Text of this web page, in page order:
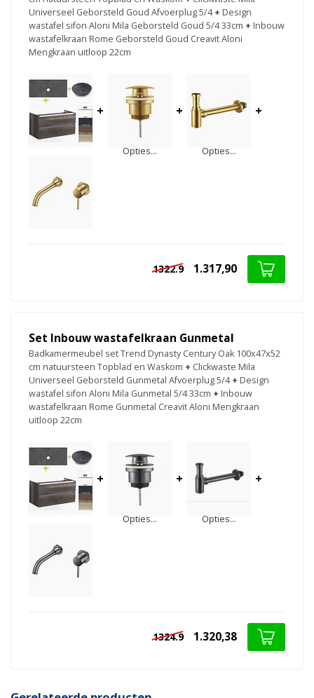
Universeel Geborsteld Goud Afvoerplug 5/4 + Design
wastafel sifon Aloni Mila Geborsteld Goud 5/4 33cm + Inbouw
wastafelkraan Rome Geborsteld Goud Creavit Aloni
Mengkraan uitloop 22cm
+
Opties...
+
Opties...
+
1322.9 1.317,90
Set Inbouw wastafelkraan Gunmetal
Badkamermeubel set Trend Dynasty Century Oak 100x47x52
cm natuursteen Topblad en Waskom + Clickwaste Mila
Universeel Geborsteld Gunmetal Afvoerplug 5/4 + Design
wastafel sifon Aloni Mila Gunmetal 5/4 33cm + Inbouw
wastafelkraan Rome Gunmetal Creavit Aloni Mengkraan
uitloop 22cm
+
Opties...
+
Opties...
+
1324.9 1.320,38